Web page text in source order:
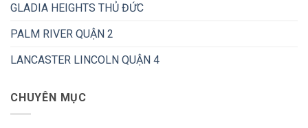
GLADIA HEIGHTS THỦ ĐỨC
PALM RIVER QUẬN 2
LANCASTER LINCOLN QUẬN 4
CHUYÊN MỤC